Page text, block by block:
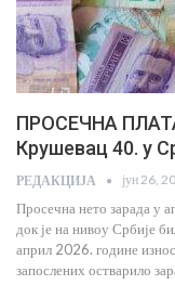
ПРОСЕЧНА
Крушевац 40. у
РЕДАКЦИЈА јун 26,
Просечна нето зарада у
док је на нивоу Србије
април 2026. године
запослених остварило